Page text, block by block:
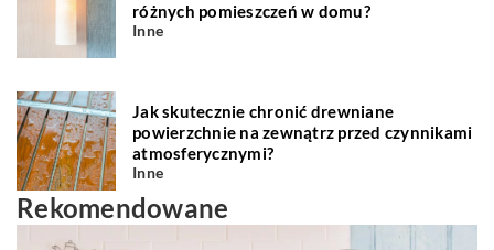
różnych pomieszczeń w domu?
Inne
Jak skutecznie chronić drewniane
powierzchnie na zewnątrz przed czynnikami
atmosferycznymi?
Inne
Rekomendowane